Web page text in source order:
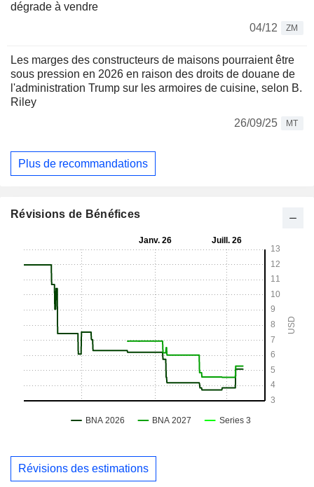
dégrade à vendre
04/12
ZM
Les marges des constructeurs de maisons pourraient être
sous pression en 2026 en raison des droits de douane de
l'administration Trump sur les armoires de cuisine, selon B.
Riley
26/09/25
MT
Plus de recommandations
Révisions de Bénéfices
Révisions des estimations